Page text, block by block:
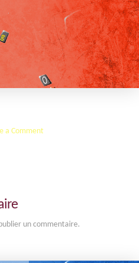
a Comment
un commentaire.